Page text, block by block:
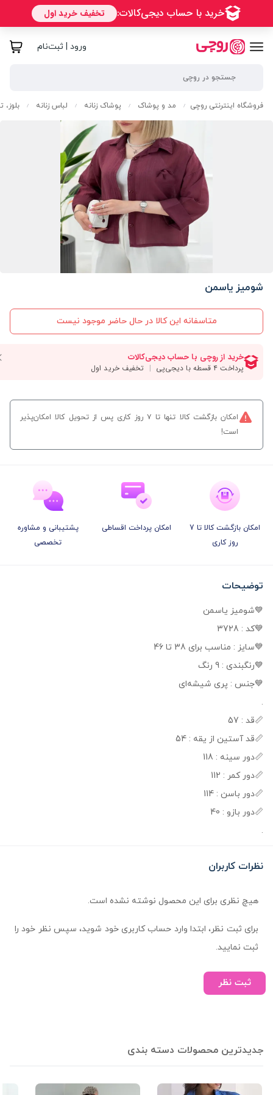
ورود | ثبت‌نام
فروشگاه اینترنتی روچی / مد و پوشاک / پوشاک زنانه / لباس زنانه /
شومیز یاسمن
متاسفانه این کالا در حال حاضر موجود نیست
امکان بازگشت کالا تنها تا ۷ روز کاری پس از تحویل کالا امکان‌پذیر
است!
امکان بازگشت کالا تا 7
روز کاری
امکان پرداخت اقساطی
پشتیبانی و مشاوره
تخصصی
توضیحات
💙شومیز یاسمن
💙کد : 3728
💙سایز : مناسب برای 38 تا 46
💙رنگبندی : 9 رنگ
💙جنس : پری شیشه‌ای
.
📏قد : 57
📏قد آستین از یقه : 54
📏دور سینه : 118
📏دور کمر : 112
📏دور باسن : 114
📏دور بازو : 40
.
نظرات کاربران
هیچ نظری برای این محصول نوشته نشده است.
برای ثبت نظر، ابتدا وارد حساب کاربری خود شوید، سپس نظر خود را
ثبت نمایید.
ثبت نظر
جدیدترین محصولات دسته بندی